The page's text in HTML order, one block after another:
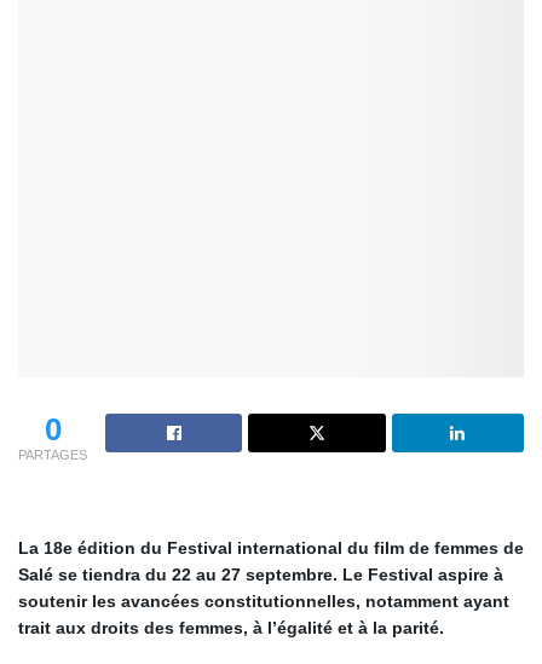
0
PARTAGES
La 18e édition du Festival international du film de femmes de
Salé se tiendra du 22 au 27 septembre. Le Festival aspire à
soutenir les avancées constitutionnelles, notamment ayant
trait aux droits des femmes, à l’égalité et à la parité.